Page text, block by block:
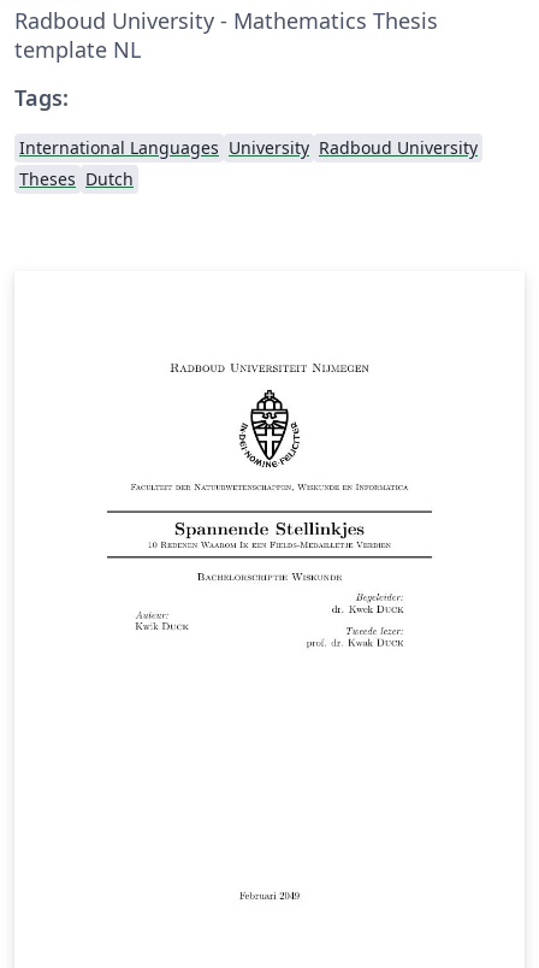
Radboud University - Mathematics Thesis
template NL
Tags:
International Languages University Radboud University
Theses Dutch